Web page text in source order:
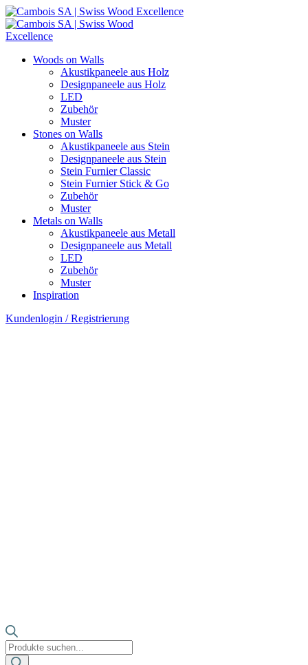
Woods on Walls
Akustikpaneele aus Holz
Designpaneele aus Holz
LED
Zubehör
Muster
Stones on Walls
Akustikpaneele aus Stein
Designpaneele aus Stein
Stein Furnier Classic
Stein Furnier Stick & Go
Zubehör
Muster
Metals on Walls
Akustikpaneele aus Metall
Designpaneele aus Metall
LED
Zubehör
Muster
Inspiration
Kundenlogin / Registrierung
Products
search